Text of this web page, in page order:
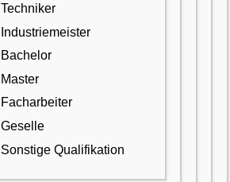
Techniker
Industriemeister
Bachelor
Master
Facharbeiter
Geselle
Sonstige Qualifikation